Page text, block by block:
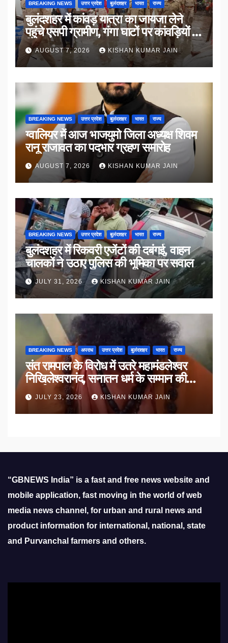
BREAKING NEWS उत्तर प्रदेश बुलंदशहर भारत राज्य
बुलंदशहर में कांवड़ यात्रा का जायजा लेने
पहुंचे एसपी ग्रामीण, गंगा घाटों पर कांवड़ियों से
किया संवाद
AUGUST 7, 2026 KISHAN KUMAR JAIN
BREAKING NEWS उत्तर प्रदेश बुलंदशहर भारत राज्य
ग्वालियर में आज भाजयुमो जिला अध्यक्ष शिवम
रानू राजावत का पदभार ग्रहण समारोह
AUGUST 7, 2026 KISHAN KUMAR JAIN
BREAKING NEWS उत्तर प्रदेश बुलंदशहर भारत राज्य
बुलंदशहर में रिकवरी एजेंटों की दबंगई, वाहन
चालकों ने उठाए पुलिस की भूमिका पर सवाल
JULY 31, 2026 KISHAN KUMAR JAIN
BREAKING NEWS अपराध उत्तर प्रदेश बुलंदशहर भारत राज्य
संत रामपाल के विरोध में उतरे महामंडलेश्वर
निखिलेश्वरानंद, सनातन धर्म के सम्मान की
उठाई मांग
JULY 23, 2026 KISHAN KUMAR JAIN
“GBNEWS India” is a fast and free news website and
mobile application, fast moving in the world of web
media news channel, for urban and rural news and
product information for international, national, state
and Purvanchal farmers and others.